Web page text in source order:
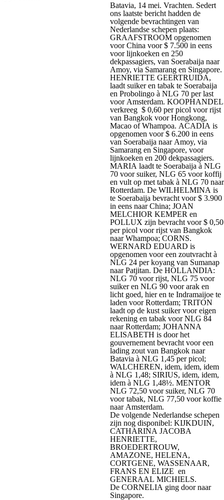
Batavia, 14 mei. Vrachten. Sedert
ons laatste bericht hadden de
volgende bevrachtingen van
Nederlandse schepen plaats:
GRAAFSTROOM opgenomen
voor China voor $ 7.500 in eens
voor lijnkoeken en 250
dekpassagiers, van Soerabaija naar
Amoy, via Samarang en Singapore.
HENRIETTE GEERTRUIDA,
laadt suiker en tabak te Soerabaija
en Probolingo à NLG 70 per last
voor Amsterdam. KOOPHANDEL
verkreeg $ 0,60 per picol voor rijst
van Bangkok voor Hongkong,
Macao of Whampoa. ACADIA is
opgenomen voor $ 6.200 in eens
van Soerabaija naar Amoy, via
Samarang en Singapore, voor
lijnkoeken en 200 dekpassagiers.
MARIA laadt te Soerabaija à NLG
70 voor suiker, NLG 65 voor koffij
en vult op met tabak à NLG 70 naar
Rotterdam. De WILHELMINA is
te Soerabaija bevracht voor $ 3.900
in eens naar China; JOAN
MELCHIOR KEMPER en
POLLUX zijn bevracht voor $ 0,50
per picol voor rijst van Bangkok
naar Whampoa; CORNS.
WERNARD EDUARD is
opgenomen voor een zoutvracht à
NLG 24 per koyang van Sumanap
naar Patjitan. De HOLLANDIA:
NLG 70 voor rijst, NLG 75 voor
suiker en NLG 90 voor arak en
licht goed, hier en te Indramaijoe te
laden voor Rotterdam; TRITON
laadt op de kust suiker voor eigen
rekening en tabak voor NLG 84
naar Rotterdam; JOHANNA
ELISABETH is door het
gouvernement bevracht voor een
lading zout van Bangkok naar
Batavia à NLG 1,45 per picol;
WALCHEREN, idem, idem, idem
à NLG 1,48; SIRIUS, idem, idem,
idem à NLG 1,48½. MENTOR
NLG 72,50 voor suiker, NLG 70
voor tabak, NLG 77,50 voor koffie
naar Amsterdam.
De volgende Nederlandse schepen
zijn nog disponibel: KIJKDUIN,
CATHARINA JACOBA
HENRIETTE,
BROEDERTROUW,
AMAZONE, HELENA,
CORTGENE, WASSENAAR,
FRANS EN ELIZE en
GENERAAL MICHIELS.
De CORNELIA ging door naar
Singapore.